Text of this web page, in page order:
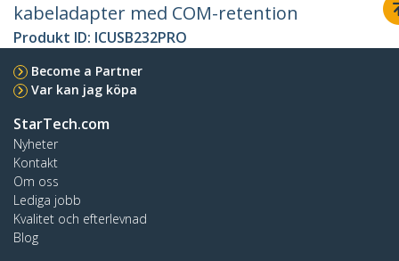
kabeladapter med COM-retention
Produkt ID: ICUSB232PRO
Become a Partner
Var kan jag köpa
StarTech.com
Nyheter
Kontakt
Om oss
Lediga jobb
Kvalitet och efterlevnad
Blog